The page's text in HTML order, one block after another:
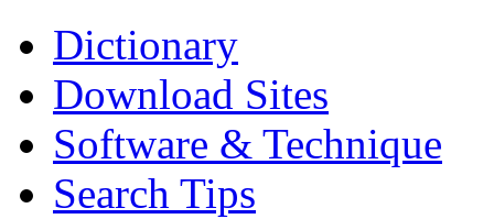
Dictionary
Download Sites
Software & Technique
Search Tips